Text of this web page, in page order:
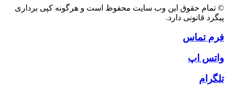
© تمام حقوق این وب سایت محفوظ است و هرگونه کپی برداری
پیگرد قانونی دارد.
فرم تماس
واتس اپ
تلگرام